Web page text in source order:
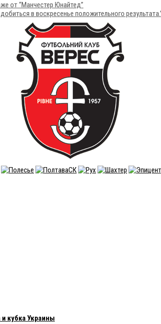
от “Манчестер Юнайтед”
в воскресенье положительного
кубка Украины